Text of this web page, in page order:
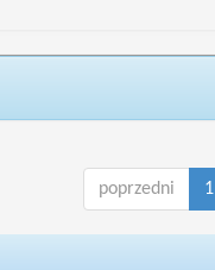
poprzedni 1